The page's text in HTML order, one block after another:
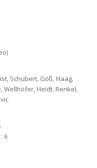
Schubert, Göß, Haag,
Wellhöfer, Heidt, Renkel,
6